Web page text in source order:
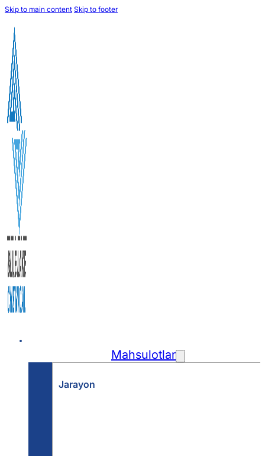
Skip to main content Skip to footer
Mahsulotlar
Jarayon